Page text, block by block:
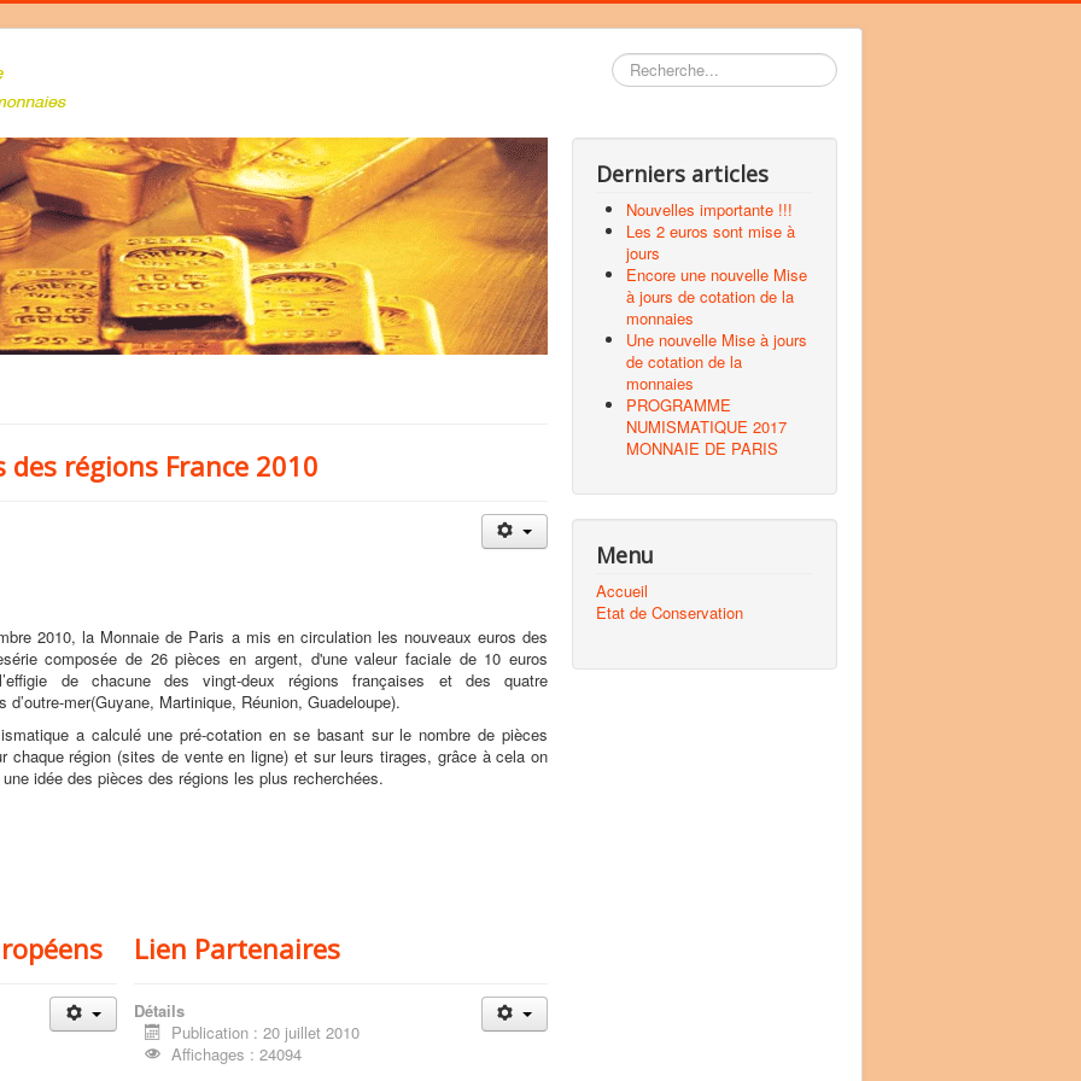
Rechercher
régions France 2010
2010, la Monnaie de Paris a mis en circulation les nouveaux euros des
composée de 26 pièces en argent, d'une valeur faciale de 10 euros
de chacune des vingt-deux régions françaises et des quatre
d’outre-mer(Guyane, Martinique, Réunion, Guadeloupe).
a calculé une pré-cotation en se basant sur le nombre de pièces
chaque région (sites de vente en ligne) et sur leurs tirages, grâce à cela on
idée des pièces des régions les plus recherchées.
Lien Partenaires
Détails
Publication : 20 juillet 2010
Affichages : 24094
Derniers articles
Nouvelles importante !!!
Les 2 euros sont mise à
jours
Encore une nouvelle Mise
à jours de cotation de la
monnaies
Une nouvelle Mise à jours
de cotation de la
monnaies
PROGRAMME
NUMISMATIQUE 2017
MONNAIE DE PARIS
Menu
Accueil
Etat de Conservation